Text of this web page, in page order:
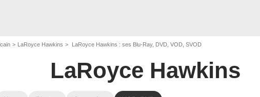
LaRoyce Hawkins LaRoyce Hawkins : ses Blu-Ray, DVD, VOD, SVOD
LaRoyce Hawkins